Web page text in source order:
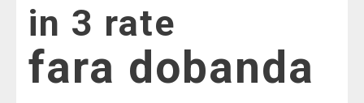
in 3 rate
fara dobanda